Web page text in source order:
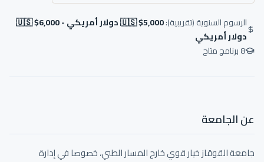
الرسوم السنوية (تقريبية):
🇺🇸 $5,000 دولار أمريكي - 🇺🇸 $6,000
دولار أمريكي
8برنامج متاح
عن الجامعة
جامعة القوقاز خيار قوي خارج المسار الطبي، خصوصا في إدارة